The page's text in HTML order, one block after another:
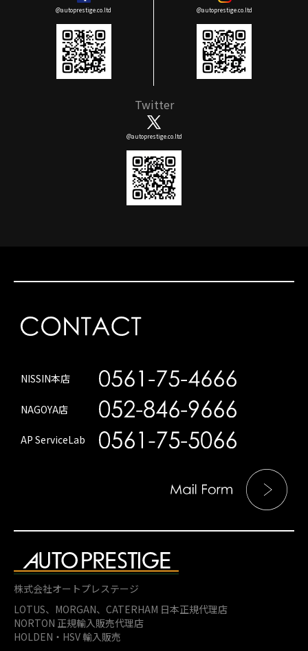
@autoprestige.co.ltd @autoprestige.co.ltd
Twitter
@autoprestige.co.ltd
NISSIN本店
NAGOYA店
AP ServiceLab
株式会社オートプレステージ
LOTUS、MORGAN、 CATERHAM 日本正規代理店
NORTON 正規輸入販売代理店
HOLDEN・HSV 輸入販売